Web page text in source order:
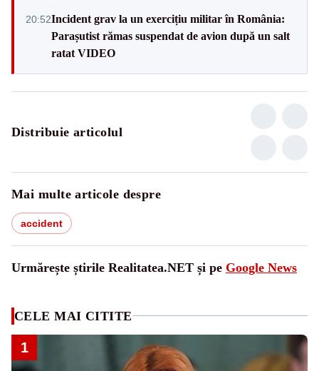
20:52Incident grav la un exercițiu militar în România:
Parașutist rămas suspendat de avion după un salt
ratat VIDEO
Distribuie articolul
Mai multe articole despre
accident
Urmărește știrile Realitatea.NET și pe Google News
CELE MAI CITITE
1